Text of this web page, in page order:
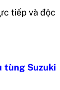
tiếp và độc
tùng Suzuki